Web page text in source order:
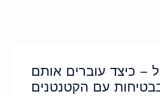
– כיצד עוברים אותם
עם הקטנטנים